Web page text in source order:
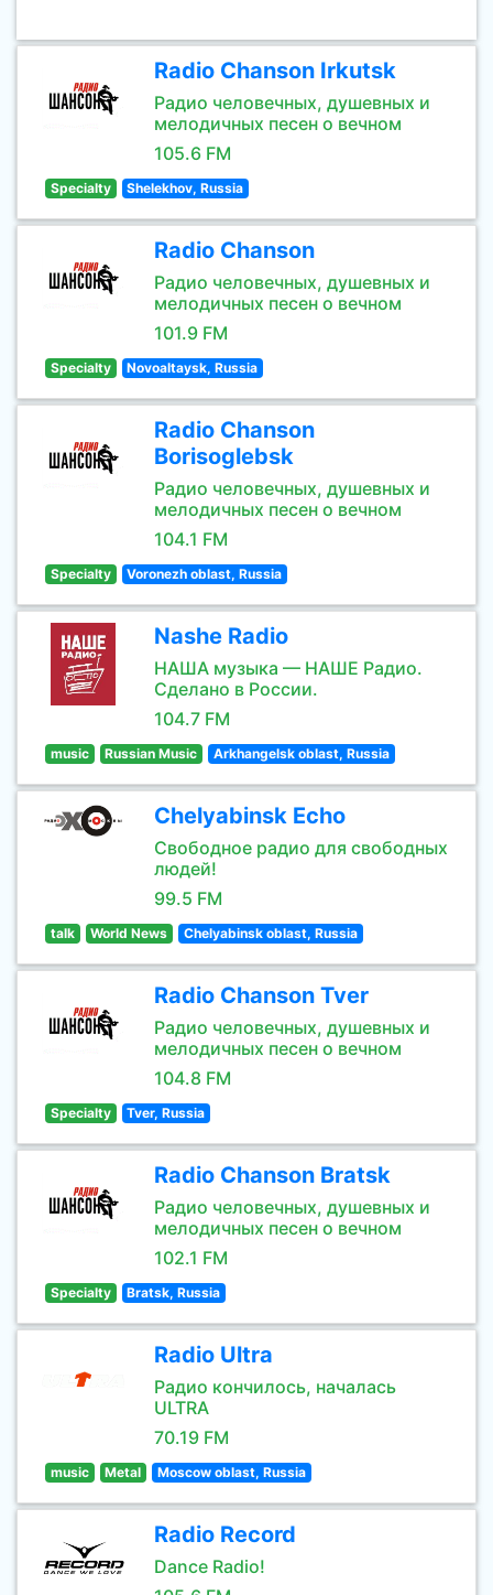
Radio Chanson Irkutsk
Радио человечных, душевных и
мелодичных песен о вечном
105.6 FM
Specialty Shelekhov, Russia
Radio Chanson
Радио человечных, душевных и
мелодичных песен о вечном
101.9 FM
Specialty Novoaltaysk, Russia
Radio Chanson
Borisoglebsk
Радио человечных, душевных и
мелодичных песен о вечном
104.1 FM
Specialty Voronezh oblast, Russia
Nashe Radio
НАША музыка — НАШЕ Радио.
Сделано в России.
104.7 FM
music Russian Music Arkhangelsk oblast, Russia
Chelyabinsk Echo
Свободное радио для свободных
людей!
99.5 FM
talk World News Chelyabinsk oblast, Russia
Radio Chanson Tver
Радио человечных, душевных и
мелодичных песен о вечном
104.8 FM
Specialty Tver, Russia
Radio Chanson Bratsk
Радио человечных, душевных и
мелодичных песен о вечном
102.1 FM
Specialty Bratsk, Russia
Radio Ultra
Радио кончилось, началась
ULTRA
70.19 FM
music Metal Moscow oblast, Russia
Radio Record
Dance Radio!